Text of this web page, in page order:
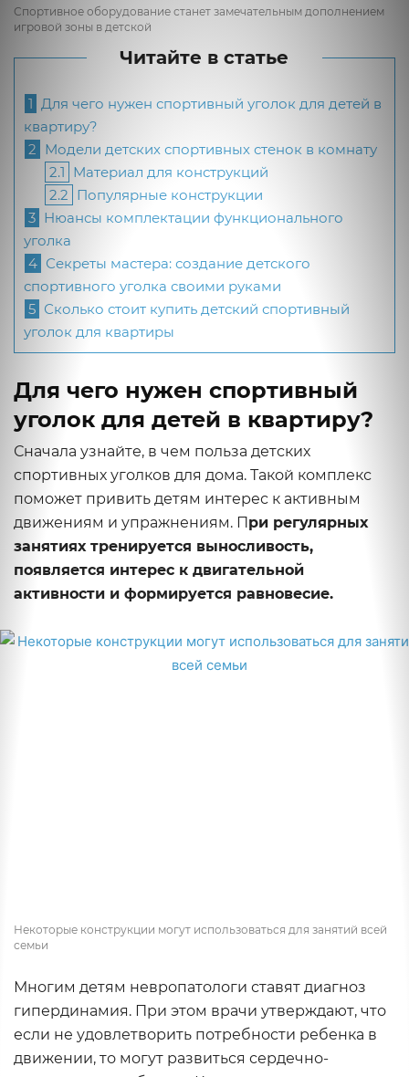
Спортивное оборудование станет замечательным дополнением
игровой зоны в детской
Читайте в статье
1 Для чего нужен спортивный уголок для детей в
квартиру?
2 Модели детских спортивных стенок в комнату
2.1 Материал для конструкций
2.2 Популярные конструкции
3 Нюансы комплектации функционального
уголка
4 Секреты мастера: создание детского
спортивного уголка своими руками
5 Сколько стоит купить детский спортивный
уголок для квартиры
Для чего нужен спортивный
уголок для детей в квартиру?
Сначала узнайте, в чем польза детских
спортивных уголков для дома. Такой комплекс
поможет привить детям интерес к активным
движениям и упражнениям. При регулярных
занятиях тренируется выносливость,
появляется интерес к двигательной
активности и формируется равновесие.
Некоторые конструкции могут использоваться для занятий всей
семьи
Многим детям невропатологи ставят диагноз
гипердинамия. При этом врачи утверждают, что
если не удовлетворить потребности ребенка в
движении, то могут развиться сердечно-